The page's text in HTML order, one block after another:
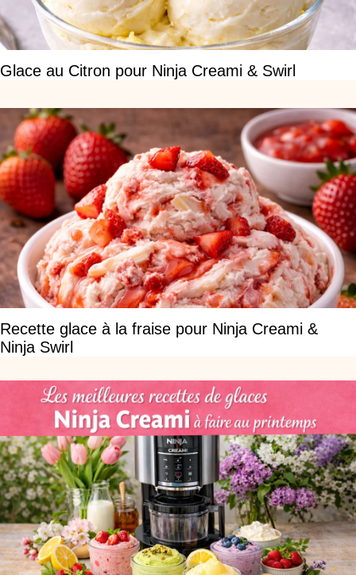
Glace au Citron pour Ninja Creami & Swirl
Recette glace à la fraise pour Ninja Creami &
Ninja Swirl